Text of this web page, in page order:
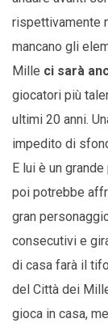
rispettivamente
mancano gli
Mille ci sarà
giocatori più
ultimi 20 anni.
impedito di
E lui è un
poi potrebbe
gran
consecutivi e
di casa farà il
del Città dei
gioca in casa,